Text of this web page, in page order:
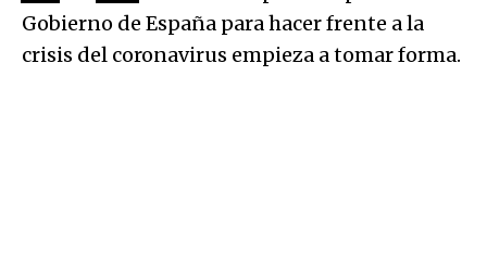
Gobierno de España para hacer frente a la
crisis del coronavirus empieza a tomar forma.